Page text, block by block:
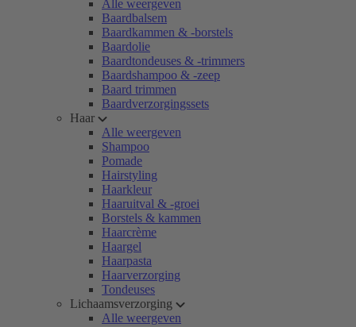
Alle weergeven
Baardbalsem
Baardkammen & -borstels
Baardolie
Baardtondeuses & -trimmers
Baardshampoo & -zeep
Baard trimmen
Baardverzorgingssets
Haar
Alle weergeven
Shampoo
Pomade
Hairstyling
Haarkleur
Haaruitval & -groei
Borstels & kammen
Haarcrème
Haargel
Haarpasta
Haarverzorging
Tondeuses
Lichaamsverzorging
Alle weergeven